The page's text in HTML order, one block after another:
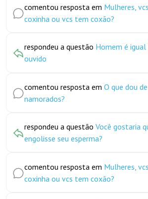
comentou resposta em Mulheres,
coxinha ou vcs tem coxão?
respondeu a questão Homem é
ouvido
comentou resposta em O que dou
namorados?
respondeu a questão Você gostaria
engolisse seu esperma?
comentou resposta em Mulheres,
coxinha ou vcs tem coxão?